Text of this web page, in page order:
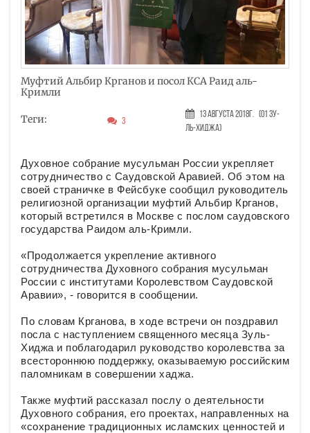
Муфтий Альбир Крганов и посол КСА Раид аль-
Кримли
Теги: 3
13 Августа 2018г. (01 Зу-
ль-хиджа)
Духовное собрание мусульман России укрепляет
сотрудничество с Саудовской Аравией. Об этом на
своей страничке в Фейсбуке сообщил руководитель
религиозной организации муфтий Альбир Крганов,
который встретился в Москве с послом саудовского
государства Раидом аль-Кримли.
«Продолжается укрепление активного
сотрудничества Духовного собрания мусульман
России с институтами Королевством Саудовской
Аравии», - говорится в сообщении.
По словам Крганова, в ходе встречи он поздравил
посла с наступлением священного месяца Зуль-
Хиджа и поблагодарил руководство королевства за
всестороннюю поддержку, оказываемую российским
паломникам в совершении хаджа.
Также муфтий рассказал послу о деятельности
Духовного собрания, его проектах, направленных на
«сохранение традиционных исламских ценностей и